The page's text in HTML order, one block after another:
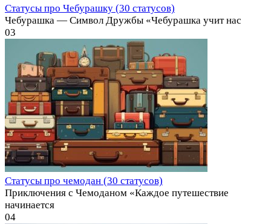
Статусы про Чебурашку (30 статусов)
Чебурашка — Символ Дружбы «Чебурашка учит нас
03
Статусы про чемодан (30 статусов)
Приключения с Чемоданом «Каждое путешествие
начинается
04